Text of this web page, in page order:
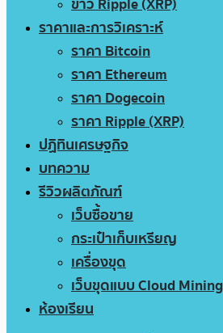
ราคาและการวิเคราะห์
ราคา Bitcoin
ราคา Ethereum
ราคา Dogecoin
ราคา Ripple (XRP)
ปฏิทินเศรษฐกิจ
บทความ
รีวิวผลิตภัณฑ์
เว็บซื้อขาย
กระเป๋าเก็บเหรียญ
เครื่องขุด
เว็บขุดแบบ Cloud Mining
ห้องเรียน